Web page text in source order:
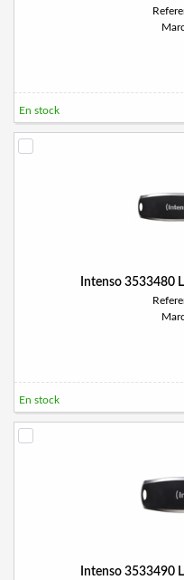
En stock
Intenso 3533480
En stock
Intenso 3533490